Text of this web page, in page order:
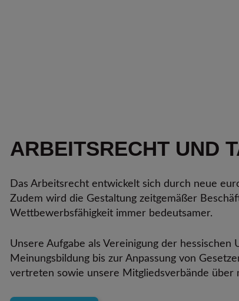
ARBEITSRECHT UND
Das Arbeitsrecht entwickelt sich durch neue
Zudem wird die Gestaltung zeitgemäßer
Wettbewerbsfähigkeit immer bedeutsamer.
Unsere Aufgabe als Vereinigung der
Meinungsbildung bis zur Anpassung von
vertreten sowie unsere Mitgliedsverbände